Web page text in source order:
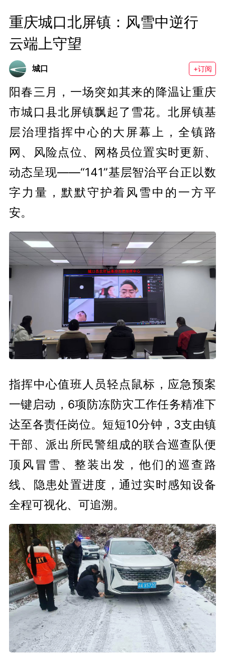
重庆城口北屏镇：风雪中逆行
云端上守望
城口 +订阅
阳春三月，一场突如其来的降温让重庆
市城口县北屏镇飘起了雪花。北屏镇基
层治理指挥中心的大屏幕上，全镇路
网、风险点位、网格员位置实时更新、
动态呈现——“141”基层智治平台正以数
字力量，默默守护着风雪中的一方平
安。
指挥中心值班人员轻点鼠标，应急预案
一键启动，6项防冻防灾工作任务精准下
达至各责任岗位。短短10分钟，3支由镇
干部、派出所民警组成的联合巡查队便
顶风冒雪、整装出发，他们的巡查路
线、隐患处置进度，通过实时感知设备
全程可视化、可追溯。